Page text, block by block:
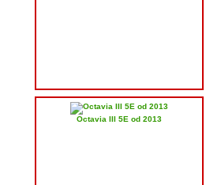
Octavia III 5E od 2013